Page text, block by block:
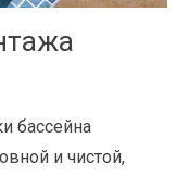
бассейна
и чистой,